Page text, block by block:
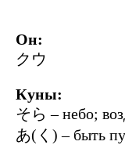
Он:
クウ
Куны:
そら – небо;
あ(く) – быть